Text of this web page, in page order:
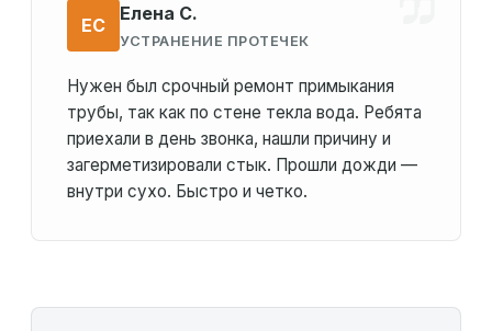
ЕС
Елена С.
УСТРАНЕНИЕ ПРОТЕЧЕК
Нужен был срочный ремонт примыкания
трубы, так как по стене текла вода. Ребята
приехали в день звонка, нашли причину и
загерметизировали стык. Прошли дожди —
внутри сухо. Быстро и четко.